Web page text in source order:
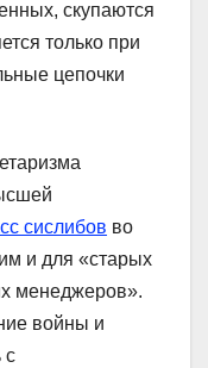
скупаются
только при
цепочки
сислибов во
и для «старых
менеджеров».
войны и
с